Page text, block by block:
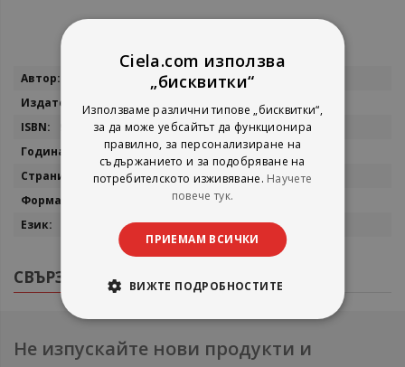
Повече
Серджо Зийман
978954-783-024-4
2004
296
Български
СВЪРЗАНИ ПРОДУКТИ
Не изпускайте нови продукти и
Ciela.com използва
„бисквитки“
Използваме различни типове „бисквитки“,
за да може уебсайтът да функционира
правилно, за персонализиране на
съдържанието и за подобряване на
потребителското изживяване. Научете
повече тук.
ПРИЕМАМ ВСИЧКИ
ВИЖТЕ ПОДРОБНОСТИТЕ